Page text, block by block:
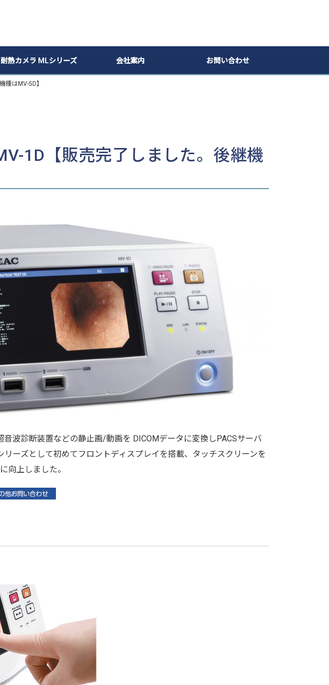
耐熱カメラ MLシリーズ 会社案内 お問い合わせ
種はMV-5D】
1D【販売完了しました。後継機
波診断装置などの静止画/動画を DICOMデータに変換しPACSサーバ
ーズとして初めてフロントディスプレイを搭載、タッチスクリーンを
向上しました。